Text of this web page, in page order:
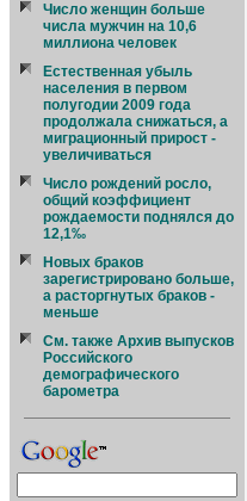
Число женщин больше
числа мужчин на 10,6
миллиона человек
Естественная убыль
населения в первом
полугодии 2009 года
продолжала снижаться, а
миграционный прирост -
увеличиваться
Число рождений росло,
общий коэффициент
рождаемости поднялся до
12,1‰
Новых браков
зарегистрировано больше,
а расторгнутых браков -
меньше
См. также Архив выпусков
Российского
демографического
барометра